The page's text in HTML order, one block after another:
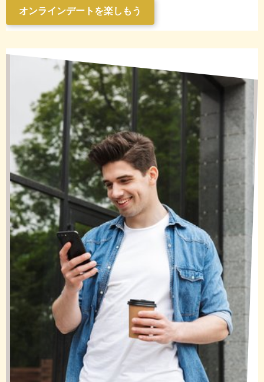
オンラインデートを楽しもう